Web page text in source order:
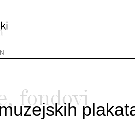
fondovi